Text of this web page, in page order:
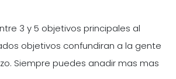
3 y 5 objetivos principales al
objetivos confundiran a la gente
Siempre puedes anadir mas mas